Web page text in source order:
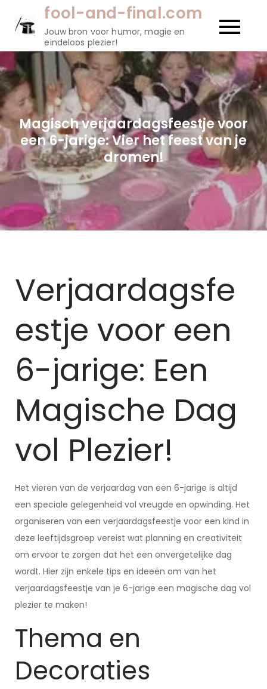
fool-and-final.com
Jouw bron voor humor, magie en
eindeloos plezier!
Magisch verjaardagsfeestje voor
een 6-jarige: Vier het feest van je
dromen!
Verjaardagsfe
estje voor een
6-jarige: Een
Magische Dag
vol Plezier!
Het vieren van de verjaardag van een 6-jarige is altijd
een speciale gelegenheid vol vreugde en opwinding. Het
organiseren van een verjaardagsfeestje voor een kind in
deze leeftijdsgroep vereist wat planning en creativiteit
om ervoor te zorgen dat het een onvergetelijke dag
wordt. Hier zijn enkele tips en ideeën om van het
verjaardagsfeestje van je 6-jarige een magische dag vol
plezier te maken!
Thema en
Decoraties